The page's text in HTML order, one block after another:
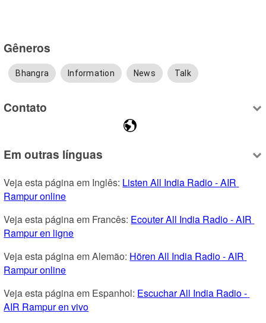
Gêneros
Bhangra Information News Talk
Contato
Em outras línguas
Veja esta página em Inglês: Listen All India Radio - AIR
Rampur online
Veja esta página em Francês: Ecouter All India Radio - AIR
Rampur en ligne
Veja esta página em Alemão: Hören All India Radio - AIR
Rampur online
Veja esta página em Espanhol: Escuchar All India Radio -
AIR Rampur en vivo